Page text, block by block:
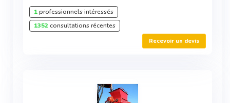
1professionnels intéressés
1352consultations récentes
Recevoir un devis